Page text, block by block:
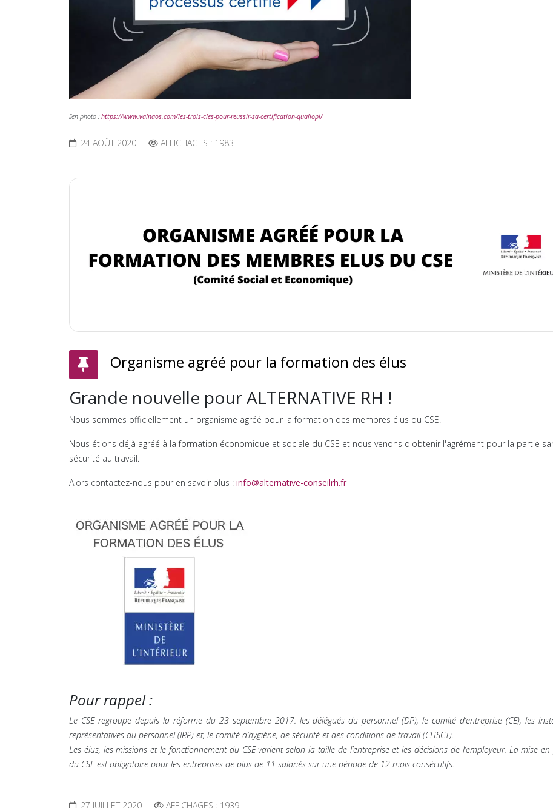
lien photo : https://www.valnaos.com/les-trois-cles-pour-reussir-sa-certification-qualiopi/
24 AOÛT 2020 AFFICHAGES : 1983
Organisme agréé pour la formation des élus
Grande nouvelle pour ALTERNATIVE RH !
Nous sommes officiellement un organisme agréé pour la formation des membres élus du CSE.
Nous étions déjà agréé à la formation économique et sociale du CSE et nous venons d'obtenir l'agrément pour la partie
sécurité au travail.
Alors contactez-nous pour en savoir plus : info@alternative-conseilrh.fr
Pour rappel :
Le CSE regroupe depuis la réforme du 23 septembre 2017: les délégués du personnel (DP), le comité d’entreprise (CE), les
représentatives du personnel (IRP) et, le comité d’hygiène, de sécurité et des conditions de travail (CHSCT).
Les élus, les missions et le fonctionnement du CSE varient selon la taille de l’entreprise et les décisions de l’employeur. La mise en
du CSE est obligatoire pour les entreprises de plus de 11 salariés sur une période de 12 mois consécutifs.
27 JUILLET 2020 AFFICHAGES : 1939